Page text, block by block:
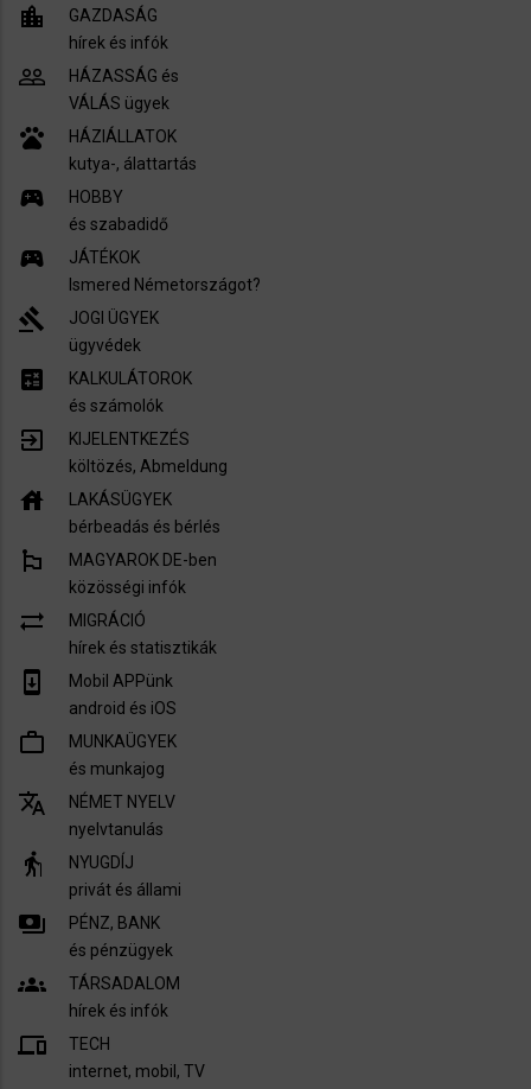
location_city
GAZDASÁG
hírek és infók
people_outline
HÁZASSÁG és
VÁLÁS ügyek
pets
HÁZIÁLLATOK
kutya-, álattartás
sports_esports
HOBBY
és szabadidő
sports_esports
JÁTÉKOK
Ismered Németországot?
gavel
JOGI ÜGYEK
ügyvédek
calculate
KALKULÁTOROK
és számolók
exit_to_app
KIJELENTKEZÉS
költözés, Abmeldung
house
LAKÁSÜGYEK
bérbeadás és bérlés
emoji_flags
MAGYAROK DE-ben
közösségi infók
sync_alt
MIGRÁCIÓ
hírek és statisztikák
system_update
Mobil APPünk
android és iOS
work_outline
MUNKAÜGYEK
és munkajog
translate
NÉMET NYELV
nyelvtanulás
elderly
NYUGDÍJ
privát és állami
payments
PÉNZ, BANK
és pénzügyek
groups
TÁRSADALOM
hírek és infók
devices
TECH
internet, mobil, TV​